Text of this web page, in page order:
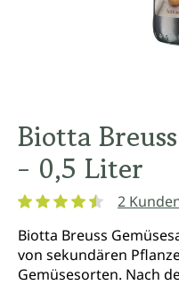
Biotta
- 0,5 Liter
2
Biotta Breuss
von sekundären
Gemüsesorten. Nach